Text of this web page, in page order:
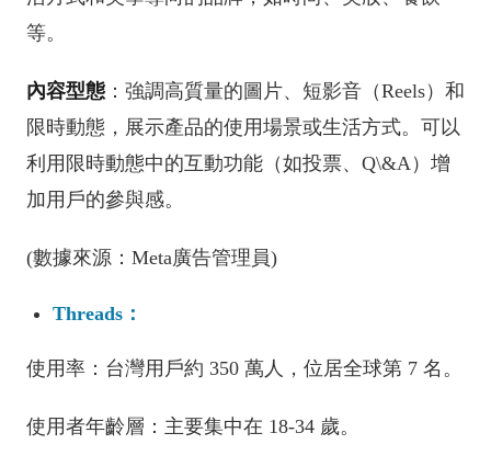
等。
內容型態 ：強調高質量的圖片、短影音（Reels）和
限時動態，展示產品的使用場景或生活方式。可以
利用限時動態中的互動功能（如投票、Q\&A）增
加用戶的參與感。
(數據來源：Meta廣告管理員)
Threads：
使用率：台灣用戶約 350 萬人，位居全球第 7 名。
使用者年齡層：主要集中在 18-34 歲。